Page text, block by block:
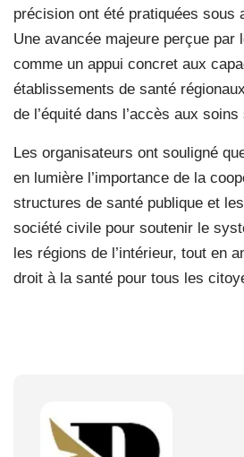
précision ont été pratiquées sous
Une avancée majeure perçue par
comme un appui concret aux
établissements de santé
de l’équité dans l’accès aux
Les organisateurs ont souligné
en lumière l’importance de la
structures de santé publique et
société civile pour soutenir le
les régions de l’intérieur, tout en
droit à la santé pour tous les